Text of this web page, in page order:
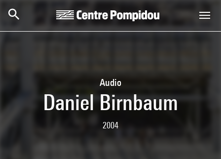
Audio
Daniel Birnbaum
2004